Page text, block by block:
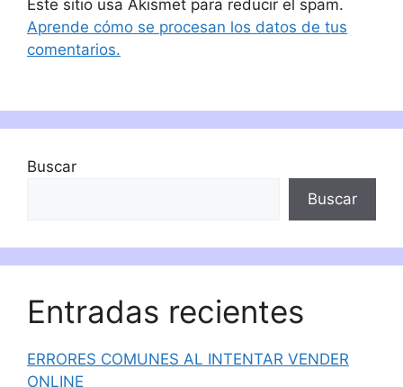
Este sitio usa Akismet para reducir el spam.
Aprende cómo se procesan los datos de tus
comentarios.
Buscar
Buscar
Entradas recientes
ERRORES COMUNES AL INTENTAR VENDER
ONLINE